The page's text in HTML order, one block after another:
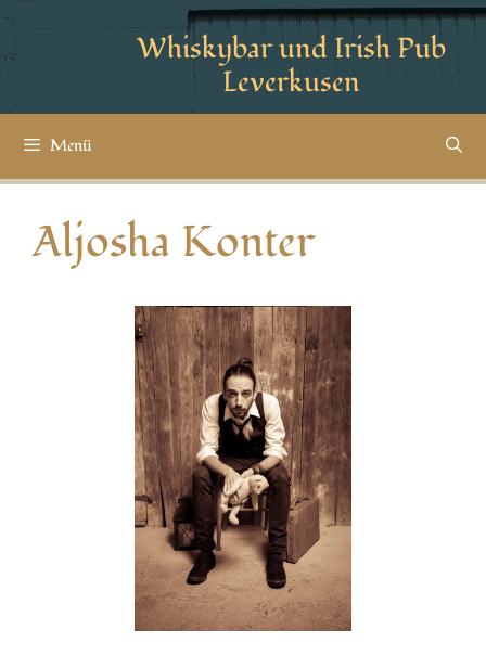
Whiskybar und Irish Pub
Leverkusen
Menü
Aljosha Konter